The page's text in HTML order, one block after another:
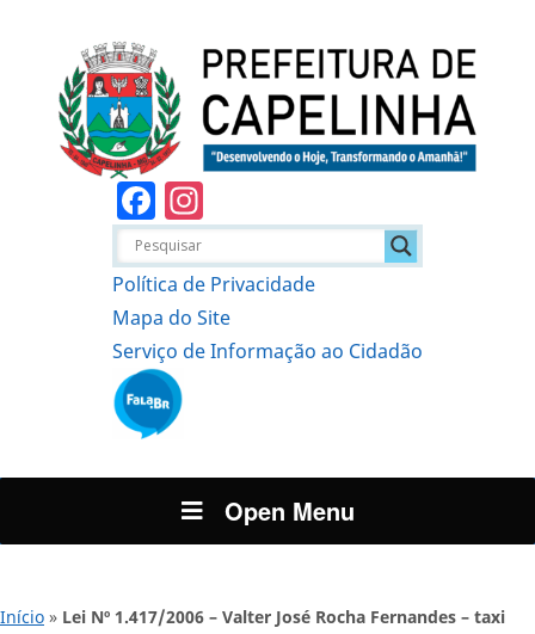
Facebook
Política de Privacidade
Mapa do Site
Serviço de Informação ao Cidadão
Open Menu
Início » Lei Nº 1.417/2006 – Valter José Rocha Fernandes – taxi